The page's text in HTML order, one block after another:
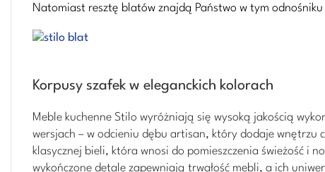
Natomiast resztę blatów znajdą Państwo w tym odnośniku
Korpusy szafek w eleganckich kolorach
Meble kuchenne Stilo wyróżniają się wysoką jakością
wersjach – w odcieniu dębu artisan, który dodaje wnętrzu
klasycznej bieli, która wnosi do pomieszczenia świeżość i
wykończone detale zapewniają trwałość mebli, a ich